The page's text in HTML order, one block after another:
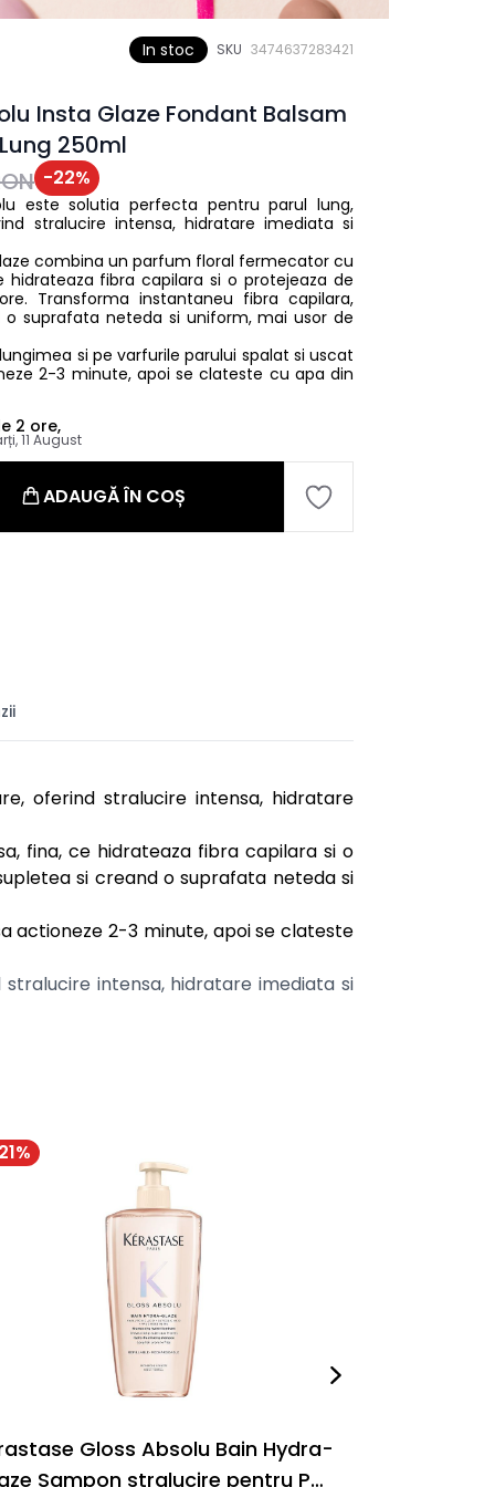
In stoc SKU 3474637283421
Insta Glaze Fondant Balsam
250ml
-22%
este solutia perfecta pentru parul lung,
stralucire intensa, hidratare imediata si
combina un parfum floral fermecator cu
fibra capilara si o protejeaza de
Transforma instantaneu fibra capilara,
suprafata neteda si uniform, mai usor de
si pe varfurile parului spalat si uscat
2-3 minute, apoi se clateste cu apa din
2 ore,
11 August
ADAUGĂ ÎN COȘ
oferind stralucire intensa, hidratare
fina, ce hidrateaza fibra capilara si o
si creand o suprafata neteda si
actioneze 2-3 minute, apoi se clateste
intensa, hidratare imediata si
21%
Gloss Absolu Bain Hydra-
Sampon stralucire pentru Par